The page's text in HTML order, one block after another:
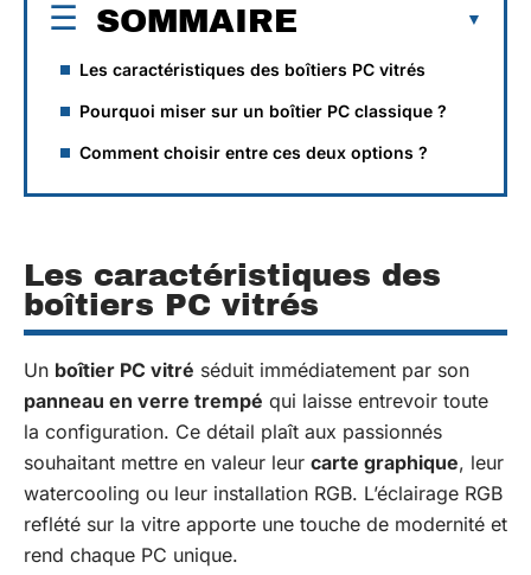
SOMMAIRE
Les caractéristiques des boîtiers PC vitrés
Pourquoi miser sur un boîtier PC classique ?
Comment choisir entre ces deux options ?
Les caractéristiques des
boîtiers PC vitrés
Un boîtier PC vitré séduit immédiatement par son
panneau en verre trempé qui laisse entrevoir toute
la configuration. Ce détail plaît aux passionnés
souhaitant mettre en valeur leur carte graphique, leur
watercooling ou leur installation RGB. L’éclairage RGB
reflété sur la vitre apporte une touche de modernité et
rend chaque PC unique.